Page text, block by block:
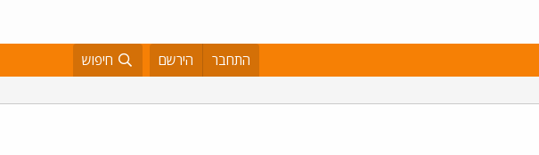
התחבר הירשם חיפוש